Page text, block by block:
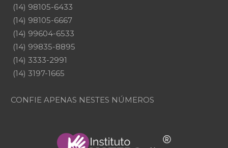
(14) 98105-6433
(14) 98105-6667
(14) 99604-6533
(14) 99835-8895
(14) 3333-2991
(14) 3197-1665
CONFIE APENAS NESTES NÚMEROS